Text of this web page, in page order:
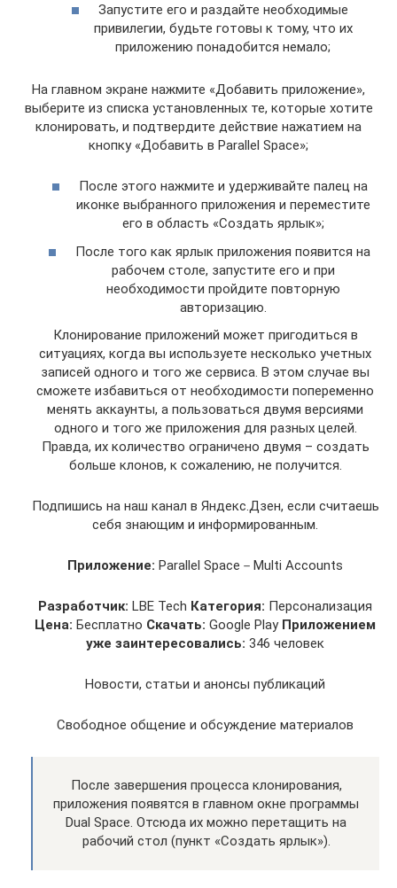
Запустите его и раздайте необходимые
привилегии, будьте готовы к тому, что их
приложению понадобится немало;
На главном экране нажмите «Добавить приложение»,
выберите из списка установленных те, которые хотите
клонировать, и подтвердите действие нажатием на
кнопку «Добавить в Parallel Space»;
После этого нажмите и удерживайте палец на
иконке выбранного приложения и переместите
его в область «Создать ярлык»;
После того как ярлык приложения появится на
рабочем столе, запустите его и при
необходимости пройдите повторную
авторизацию.
Клонирование приложений может пригодиться в
ситуациях, когда вы используете несколько учетных
записей одного и того же сервиса. В этом случае вы
сможете избавиться от необходимости попеременно
менять аккаунты, а пользоваться двумя версиями
одного и того же приложения для разных целей.
Правда, их количество ограничено двумя – создать
больше клонов, к сожалению, не получится.
Подпишись на наш канал в Яндекс.Дзен, если считаешь
себя знающим и информированным.
Приложение: Parallel Space－Multi Accounts
Разработчик: LBE Tech Категория: Персонализация
Цена: Бесплатно Скачать: Google Play Приложением
уже заинтересовались: 346 человек
Новости, статьи и анонсы публикаций
Свободное общение и обсуждение материалов
После завершения процесса клонирования,
приложения появятся в главном окне программы
Dual Space. Отсюда их можно перетащить на
рабочий стол (пункт «Создать ярлык»).